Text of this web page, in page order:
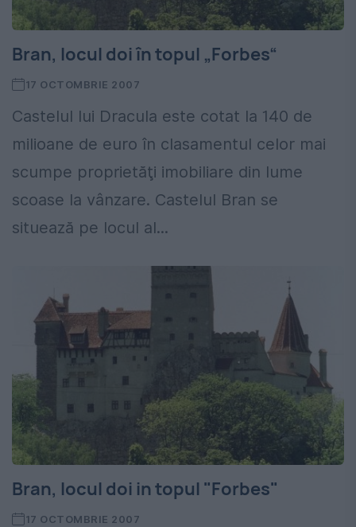
Bran, locul doi în topul „Forbes“
17 OCTOMBRIE 2007
Castelul lui Dracula este cotat la 140 de
milioane de euro în clasamentul celor mai
scumpe proprietăţi imobiliare din lume
scoase la vânzare. Castelul Bran se
situează pe locul al...
Bran, locul doi in topul "Forbes"
17 OCTOMBRIE 2007